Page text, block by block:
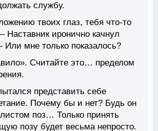
службу.
твоих глаз, тебя что-то
Наставник иронично качнул
мне только показалось?
Считайте это… пределом
представить себе
Почему бы и нет? Будь он
поз… Только принять
позу будет весьма непросто.